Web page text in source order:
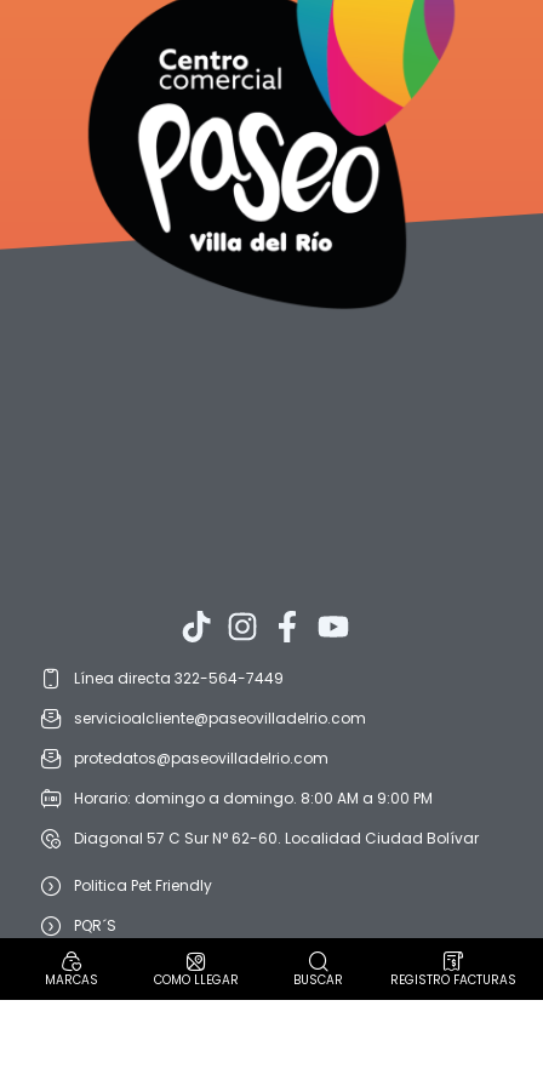
Línea directa 322-564-7449
servicioalcliente@paseovilladelrio.com
protedatos@paseovilladelrio.com
Horario: domingo a domingo. 8:00 AM a 9:00 PM
Diagonal 57 C Sur N° 62-60. Localidad Ciudad Bolívar
Politica Pet Friendly
PQR´S
Política de protección de datos personales
Aviso de privacidad
MARCAS COMO LLEGAR BUSCAR REGISTRO FACTURAS